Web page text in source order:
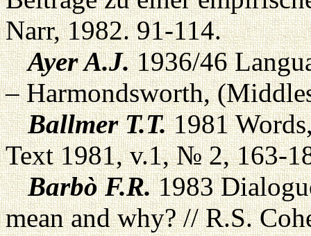
Narr, 1982. 91-114.
Ayer A.J.1936/46
– Harmondsworth,
Ballmer T.T.1981
Text 1981, v.1, № 2, 163-
Barbò F.R.1983
mean and why? // R.S.